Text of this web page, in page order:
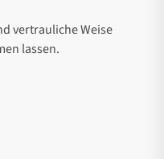
vertrauliche Weise
lassen.